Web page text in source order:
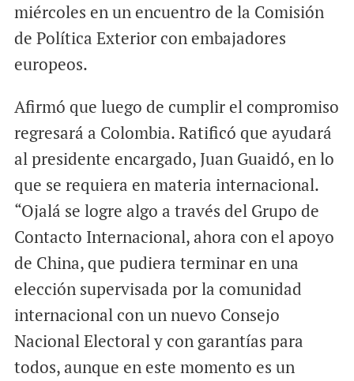
miércoles en un encuentro de la Comisión
de Política Exterior con embajadores
europeos.
Afirmó que luego de cumplir el compromiso
regresará a Colombia. Ratificó que ayudará
al presidente encargado, Juan Guaidó, en lo
que se requiera en materia internacional.
“Ojalá se logre algo a través del Grupo de
Contacto Internacional, ahora con el apoyo
de China, que pudiera terminar en una
elección supervisada por la comunidad
internacional con un nuevo Consejo
Nacional Electoral y con garantías para
todos, aunque en este momento es un